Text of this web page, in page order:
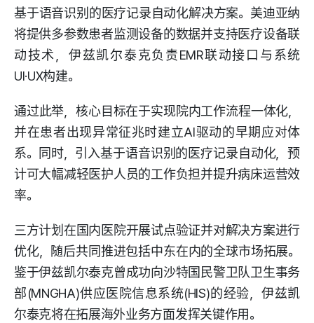
基于语音识别的医疗记录自动化解决方案。美迪亚纳
将提供多参数患者监测设备的数据并支持医疗设备联
动技术，伊兹凯尔泰克负责EMR联动接口与系统
UI·UX构建。
通过此举，核心目标在于实现院内工作流程一体化，
并在患者出现异常征兆时建立AI驱动的早期应对体
系。同时，引入基于语音识别的医疗记录自动化，预
计可大幅减轻医护人员的工作负担并提升病床运营效
率。
三方计划在国内医院开展试点验证并对解决方案进行
优化，随后共同推进包括中东在内的全球市场拓展。
鉴于伊兹凯尔泰克曾成功向沙特国民警卫队卫生事务
部(MNGHA)供应医院信息系统(HIS)的经验，伊兹凯
尔泰克将在拓展海外业务方面发挥关键作用。